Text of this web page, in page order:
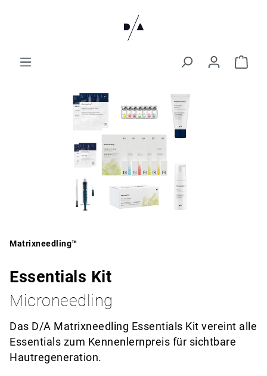
Matrixneedling™
Essentials Kit
Microneedling
Das D/A Matrixneedling Essentials Kit vereint alle
Essentials zum Kennenlernpreis für sichtbare
Hautregeneration.